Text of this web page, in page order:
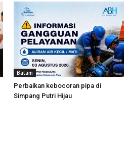
Batam
Perbaikan kebocoran pipa di
Simpang Putri Hijau